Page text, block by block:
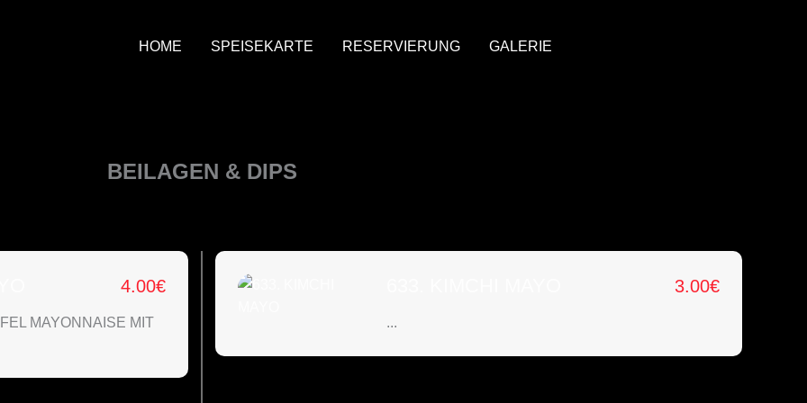
HOME SPEISEKARTE RESERVIERUNG GALERIE
BEILAGEN & DIPS
4.00€
MAYONNAISE MIT
3.00€
...